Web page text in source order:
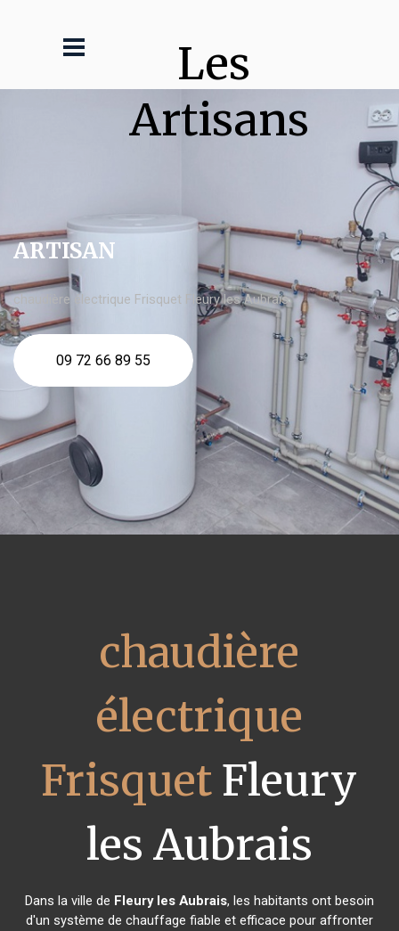
Les
Artisans
ARTISAN
chaudière électrique Frisquet Fleury les Aubrais
09 72 66 89 55
chaudière
électrique
Frisquet Fleury
les Aubrais
Dans la ville de Fleury les Aubrais, les habitants ont besoin
d'un système de chauffage fiable et efficace pour affronter